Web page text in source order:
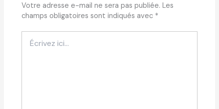
Votre adresse e-mail ne sera pas publiée. Les
champs obligatoires sont indiqués avec *
ici…